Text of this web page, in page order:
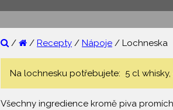
/ / Recepty / Nápoje / Lochneska
Na lochnesku potřebujete: 5 cl
Všechny ingredience kromě piva